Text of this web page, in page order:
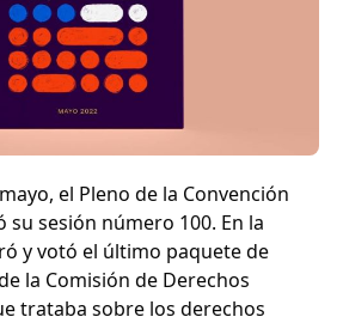
el Pleno de la Convención
su sesión número 100. En la
y votó el último paquete de
la Comisión de Derechos
trataba sobre los derechos